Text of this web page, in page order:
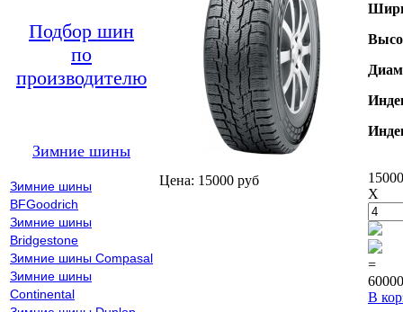
Подбор шин
по
производителю
Зимние шины
Зимние шины
BFGoodrich
Зимние шины
Bridgestone
Зимние шины Compasal
Зимние шины
Continental
Цена: 15000 руб
X
=
В